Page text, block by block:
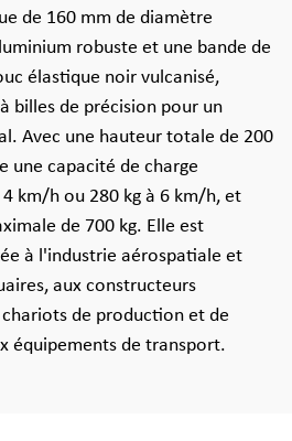
de 160 mm de diamètre
robuste et une bande de
élastique noir vulcanisé,
billes de précision pour un
Avec une hauteur totale de 200
une capacité de charge
km/h ou 280 kg à 6 km/h, et
de 700 kg. Elle est
à l'industrie aérospatiale et
aux constructeurs
de production et de
équipements de transport.